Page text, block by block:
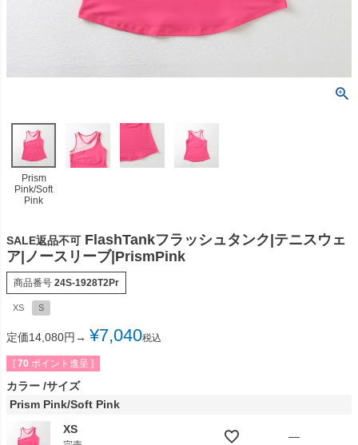
Prism
Pink/Soft
Pink
SALE返品不可 FlashTankフラッシュタンク|テニスウェ
ア|ノースリーブ|PrismPink
商品番号 24S-1928T2Pr
XS S
定価14,080円→ ¥7,040税込
[ 70 ポイント進呈 ]
カラー サイズ
Prism Pink/Soft Pink
XS
—